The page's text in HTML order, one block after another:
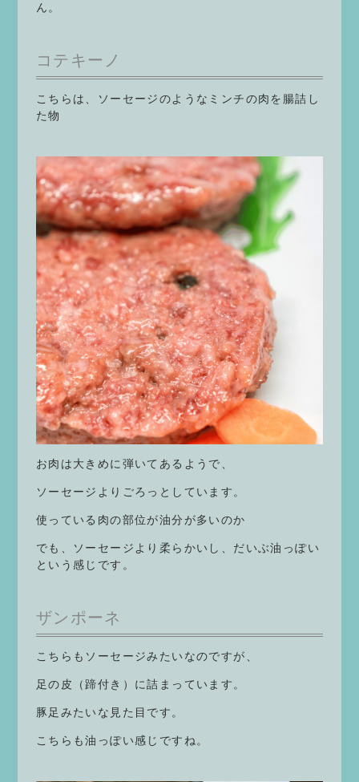
ん。
コテキーノ
こちらは、ソーセージのようなミンチの肉を腸詰し
た物
お肉は大きめに弾いてあるようで、
ソーセージよりごろっとしています。
使っている肉の部位が油分が多いのか
でも、ソーセージより柔らかいし、だいぶ油っぽい
という感じです。
ザンポーネ
こちらもソーセージみたいなのですが、
足の皮（蹄付き）に詰まっています。
豚足みたいな見た目です。
こちらも油っぽい感じですね。